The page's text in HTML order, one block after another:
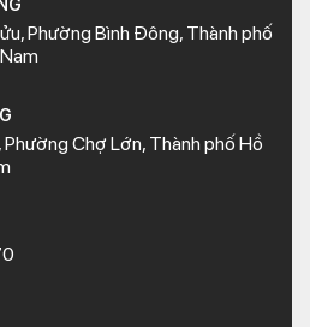
Phường Bình Đông, Thành phố
Phường Chợ Lớn, Thành phố Hồ